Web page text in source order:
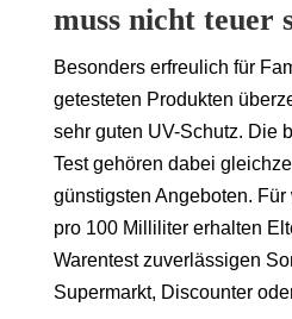
muss nicht teuer
Besonders erfreulich für
getesteten Produkten
sehr guten UV-Schutz. Die
Test gehören dabei
günstigsten Angeboten.
pro 100 Milliliter erhalten
Warentest zuverlässigen
Supermarkt, Discounter